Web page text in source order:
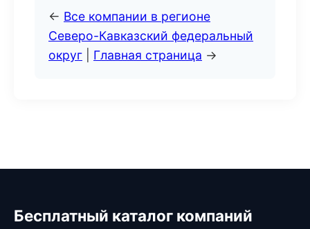
← Все компании в регионе
Северо-Кавказский федеральный
округ
Главная страница →
Бесплатный каталог компаний